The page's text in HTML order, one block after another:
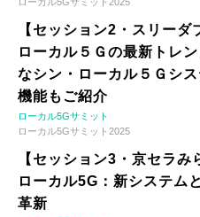
【セッション2・スリーダ
ローカル５Ｇの最新トレ
なシン・ローカル５Ｇシ
機能もご紹介
ローカル5Gサミット
ローカル5Gサミット2025
【セッション3・京セラ
ローカル5G：新システム
革新